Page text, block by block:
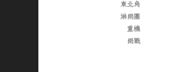
東北角
淋雨團
重機
雨戰